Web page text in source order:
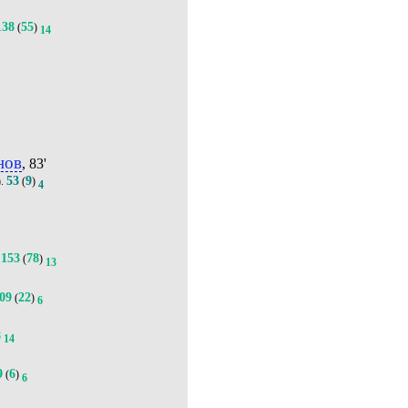
(55) 14
, 83'
53(9) 4
153 (78) 13
(22) 6
14
(6) 6